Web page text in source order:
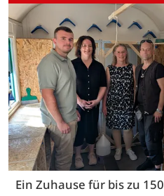
Ein Zuhause für bis zu